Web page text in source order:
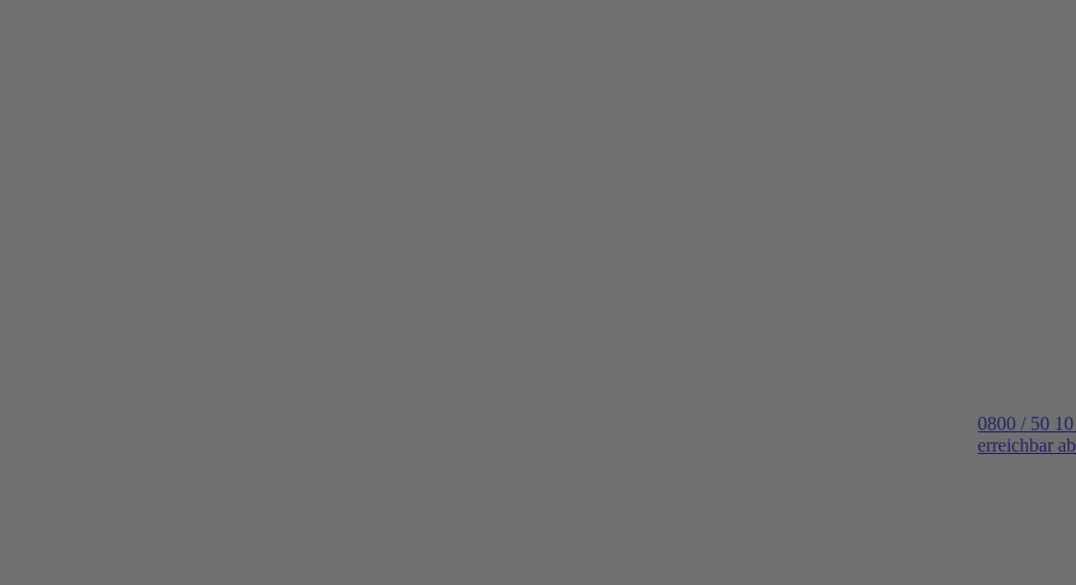
0800 / 50
erreichbar